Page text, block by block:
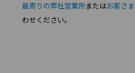
最寄りの弊社営業所またはお客さ
わせください。